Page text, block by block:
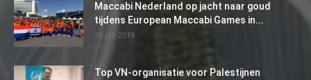
Maccabi Nederland op jacht naar goud
tijdens European Maccabi Games in...
29 juli 2019
Top VN-organisatie voor Palestijnen